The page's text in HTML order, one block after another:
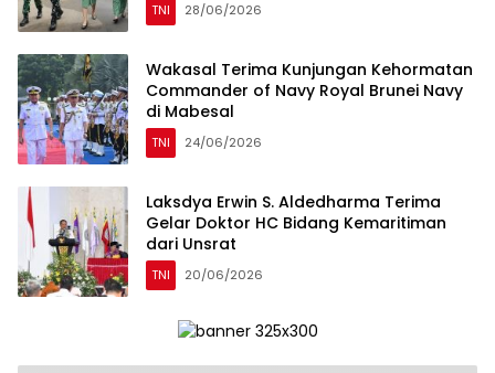
TNI 28/06/2026
Wakasal Terima Kunjungan Kehormatan
Commander of Navy Royal Brunei Navy
di Mabesal
TNI 24/06/2026
Laksdya Erwin S. Aldedharma Terima
Gelar Doktor HC Bidang Kemaritiman
dari Unsrat
TNI 20/06/2026